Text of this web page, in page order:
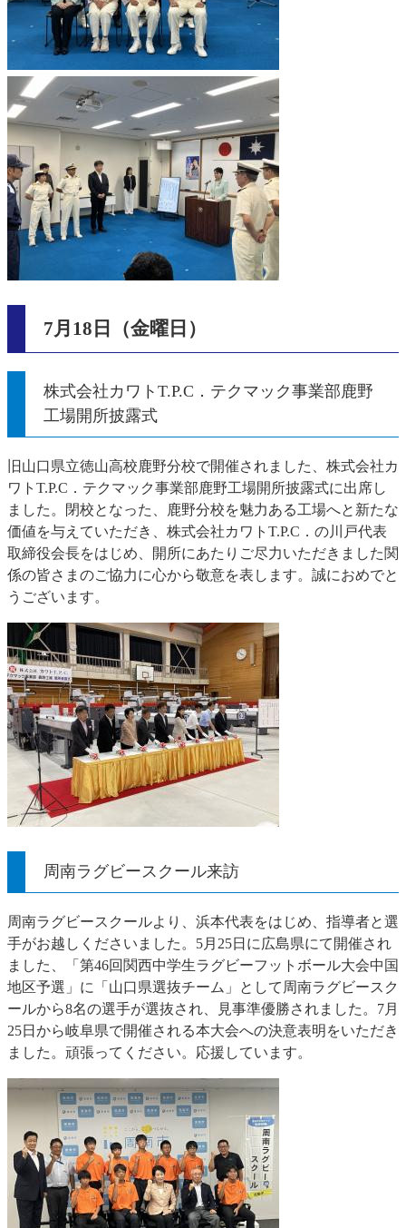
7月18日（金曜日）
株式会社カワトT.P.C．テクマック事業部鹿野
工場開所披露式
旧山口県立徳山高校鹿野分校で開催されました、株式会社カ
ワトT.P.C．テクマック事業部鹿野工場開所披露式に出席し
ました。閉校となった、鹿野分校を魅力ある工場へと新たな
価値を与えていただき、株式会社カワトT.P.C．の川戸代表
取締役会長をはじめ、開所にあたりご尽力いただきました関
係の皆さまのご協力に心から敬意を表します。誠におめでと
うございます。
周南ラグビースクール来訪
周南ラグビースクールより、浜本代表をはじめ、指導者と選
手がお越しくださいました。5月25日に広島県にて開催され
ました、「第46回関西中学生ラグビーフットボール大会中国
地区予選」に「山口県選抜チーム」として周南ラグビースク
ールから8名の選手が選抜され、見事準優勝されました。7月
25日から岐阜県で開催される本大会への決意表明をいただき
ました。頑張ってください。応援しています。